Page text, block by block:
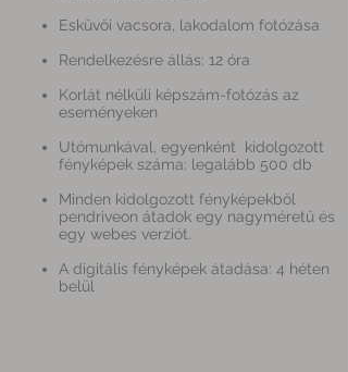
Esküvői vacsora, lakodalom fotózása
Rendelkezésre állás: 12 óra
Korlát nélküli képszám-fotózás az
eseményeken
Utómunkával, egyenként kidolgozott
fényképek száma: legalább 500 db
Minden kidolgozott fényképekből
pendriveon átadok egy nagyméretű és
egy webes verziót.
A digitális fényképek átadása: 4 héten
belül